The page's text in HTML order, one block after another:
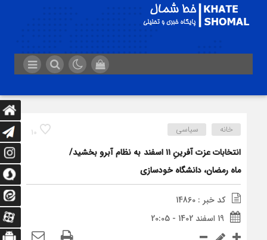
10 خانه سیاسی
انتخابات عزت آفرینِ ۱۱ اسفند به نظام آبرو بخشید/
ماه رمضان، دانشگاه خودسازی
کد خبر : 14860
19 اسفند 1402 - 20:05